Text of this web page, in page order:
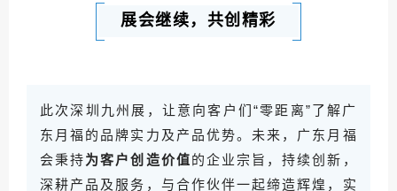
展会继续，共创精彩
此次深圳九州展，让意向客户们“零距离”了解广
东月福的品牌实力及产品优势。未来，广东月福
会秉持为客户创造价值的企业宗旨，持续创新，
深耕产品及服务，与合作伙伴一起缔造辉煌，实